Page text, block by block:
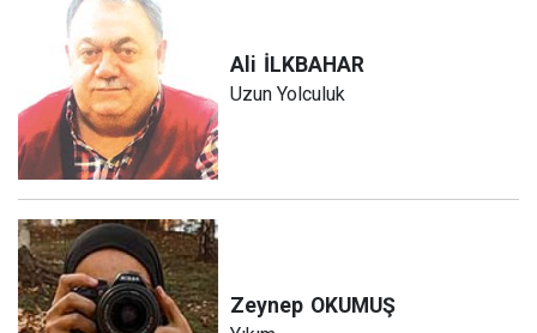
Ali İLKBAHAR
Uzun Yolculuk
Zeynep OKUMUŞ